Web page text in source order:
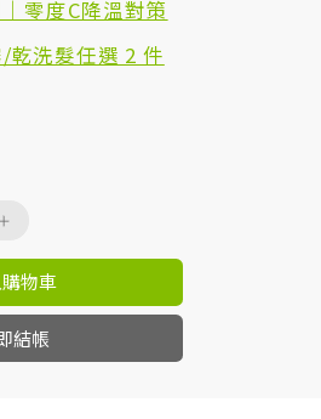
零度C降溫對策
洗髮任選 2 件
物車
結帳